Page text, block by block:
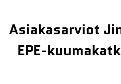
Asiakasarviot
EPE-